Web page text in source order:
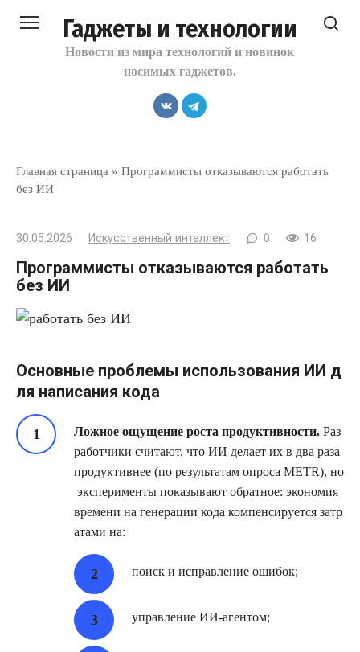
Гаджеты и технологии
Новости из мира технологий и новинок
носимых гаджетов.
Главная страница » Программисты отказываются работать
без ИИ
30.05.2026 Искусственный интеллект 0 16
Программисты отказываются работать
без ИИ
Основные проблемы использования ИИ д
ля написания кода
Ложное ощущение роста продуктивности. Раз
работчики считают, что ИИ делает их в два раза
продуктивнее (по результатам опроса METR), но
эксперименты показывают обратное: экономия
времени на генерации кода компенсируется затр
атами на:
поиск и исправление ошибок;
управление ИИ‑агентом;